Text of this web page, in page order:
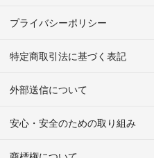
プライバシーポリシー
特定商取引法に基づく表記
外部送信について
安心・安全のための取り組み